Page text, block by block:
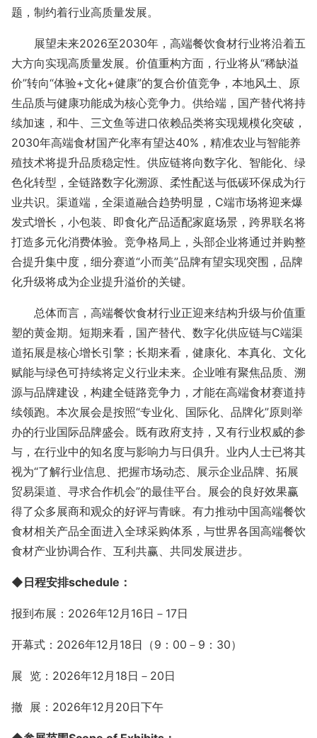
题，制约着行业高质量发展。
展望未来2026至2030年，高端餐饮食材行业将沿着五
大方向实现高质量发展。价值重构方面，行业将从“稀缺溢
价”转向“体验+文化+健康”的复合价值竞争，本地风土、原
生品质与健康功能成为核心竞争力。供给端，国产替代将持
续加速，和牛、三文鱼等进口依赖品类将实现规模化突破，
2030年高端食材国产化率有望达40%，精准农业与智能养
殖技术将提升品质稳定性。供应链将向数字化、智能化、绿
色化转型，全链路数字化溯源、柔性配送与低碳环保成为行
业共识。渠道端，全渠道融合趋势明显，C端市场将迎来爆
发式增长，小包装、即食化产品适配家庭场景，跨界联名将
打造多元化消费体验。竞争格局上，头部企业将通过并购整
合提升集中度，细分赛道“小而美”品牌有望实现突围，品牌
化升级将成为企业提升溢价的关键。
总体而言，高端餐饮食材行业正迎来结构升级与价值重
塑的黄金期。短期来看，国产替代、数字化供应链与C端渠
道拓展是核心增长引擎；长期来看，健康化、本真化、文化
赋能与绿色可持续将定义行业未来。企业唯有聚焦品质、溯
源与品牌建设，构建全链路竞争力，才能在高端食材赛道持
续领跑。 本次展会是按照“专业化、国际化、品牌化”原则举
办的行业国际品牌盛会。既有政府支持，又有行业权威的参
与，在行业中的知名度与影响力与日俱升。业内人士已将其
视为“了解行业信息、把握市场动态、展示企业品牌、拓展
贸易渠道、寻求合作机会”的最佳平台。展会的良好效果赢
得了众多展商和观众的好评与青睐。有力推动中国高端餐饮
食材相关产品全面进入全球采购体系，与世界各国高端餐饮
食材产业协调合作、互利共赢、共同发展进步。
◆ 日程安排schedule：
报到布展： 2026年12月16日－17日
开幕式： 2026年12月18日（9：00－9：30）
展 览： 2026年12月18日－20日
撤 展： 2026年12月20日下午